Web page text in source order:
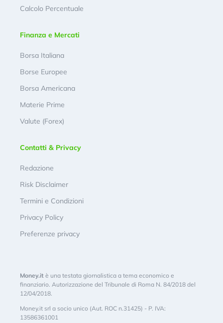
Calcolo Percentuale
Finanza e Mercati
Borsa Italiana
Borse Europee
Borsa Americana
Materie Prime
Valute (Forex)
Contatti & Privacy
Redazione
Risk Disclaimer
Termini e Condizioni
Privacy Policy
Preferenze privacy
Money.it è una testata giornalistica a tema economico e
finanziario. Autorizzazione del Tribunale di Roma N. 84/2018 del
12/04/2018.
Money.it srl a socio unico (Aut. ROC n.31425) - P. IVA:
13586361001